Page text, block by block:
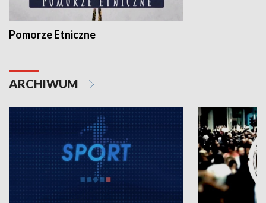
Pomorze Etniczne
ARCHIWUM